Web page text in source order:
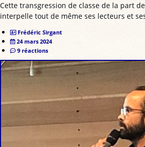
Cette transgression de classe de la part
interpelle tout de même ses lecteurs et
Frédéric Sirgant
24 mars 2024
9 réactions